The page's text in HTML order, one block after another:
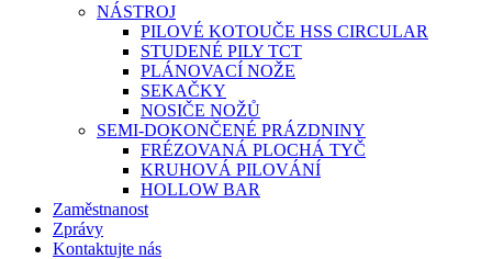
NÁSTROJ
PILOVÉ KOTOUČE HSS CIRCULAR
STUDENÉ PILY TCT
PLÁNOVACÍ NOŽE
SEKAČKY
NOSIČE NOŽŮ
SEMI-DOKONČENÉ PRÁZDNINY
FRÉZOVANÁ PLOCHÁ TYČ
KRUHOVÁ PILOVÁNÍ
HOLLOW BAR
Zaměstnanost
Zprávy
Kontaktujte nás